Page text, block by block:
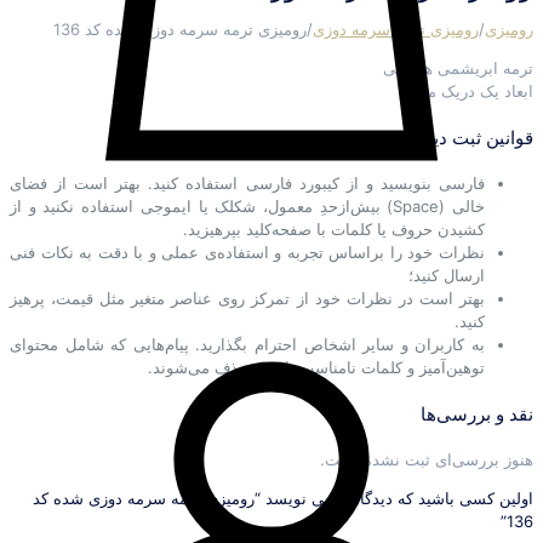
رومیزی/رومیزی ترمه سرمه دوزی/رومیزی ترمه سرمه دوزی شده کد 136
ترمه ابریشمی هاشمی
ابعاد یک دریک متر
قوانین ثبت دیدگاه
فارسی بنویسید و از کیبورد فارسی استفاده کنید. بهتر است از فضای
خالی (Space) بیش‌از‌حدِ معمول، شکلک یا ایموجی استفاده نکنید و از
کشیدن حروف یا کلمات با صفحه‌کلید بپرهیزید.
نظرات خود را براساس تجربه و استفاده‌ی عملی و با دقت به نکات فنی
ارسال کنید؛
بهتر است در نظرات خود از تمرکز روی عناصر متغیر مثل قیمت، پرهیز
کنید.
به کاربران و سایر اشخاص احترام بگذارید. پیام‌هایی که شامل محتوای
توهین‌آمیز و کلمات نامناسب باشند، حذف می‌شوند.
نقد و بررسی‌ها
هنوز بررسی‌ای ثبت نشده است.
اولین کسی باشید که دیدگاهی می نویسد “رومیزی ترمه سرمه دوزی شده کد
136”